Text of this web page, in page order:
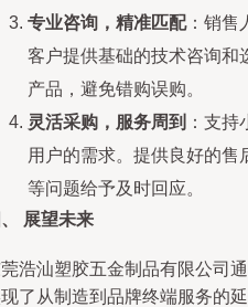
专业咨询，精准匹配：销售
客户提供基础的技术咨询和
产品，避免错购误购。
灵活采购，服务周到 ：支
用户的需求。提供良好的
等问题给予及时回应。
展望未来
浩汕塑胶五金制品有限公司
了从制造到品牌终端服务的